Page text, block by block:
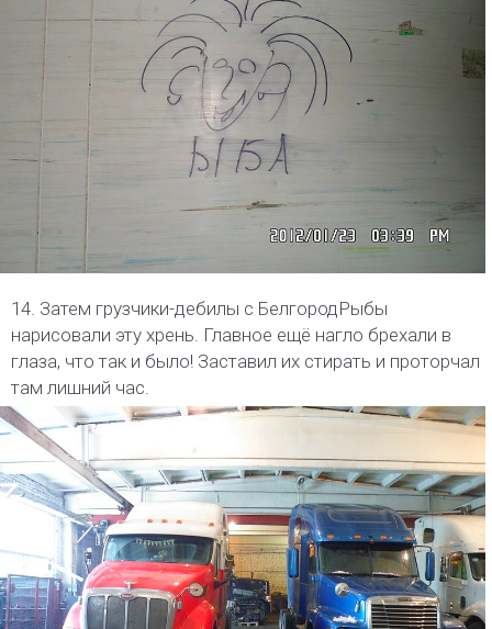
14. Затем грузчики-дебилы с БелгородРыбы
нарисовали эту хрень. Главное ещё нагло брехали в
глаза, что так и было! Заставил их стирать и проторчал
там лишний час.